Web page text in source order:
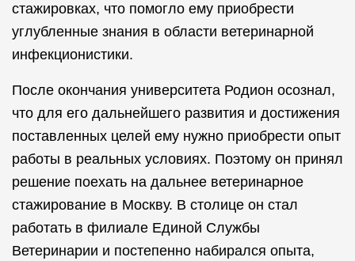
стажировках, что помогло ему приобрести
углубленные знания в области ветеринарной
инфекционистики.
После окончания университета Родион осознал,
что для его дальнейшего развития и достижения
поставленных целей ему нужно приобрести опыт
работы в реальных условиях. Поэтому он принял
решение поехать на дальнее ветеринарное
стажирование в Москву. В столице он стал
работать в филиале Единой Службы
Ветеринарии и постепенно набирался опыта,